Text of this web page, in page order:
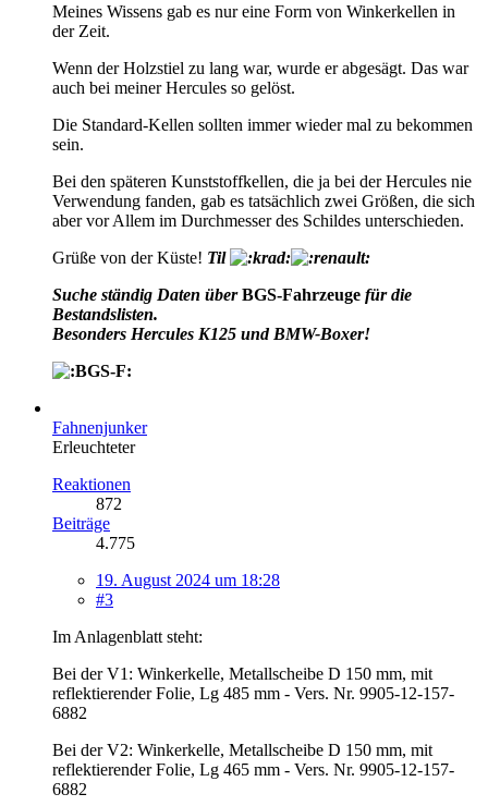
Meines Wissens gab es nur eine Form von Winkerkellen in
der Zeit.
Wenn der Holzstiel zu lang war, wurde er abgesägt. Das war
auch bei meiner Hercules so gelöst.
Die Standard-Kellen sollten immer wieder mal zu bekommen
sein.
Bei den späteren Kunststoffkellen, die ja bei der Hercules nie
Verwendung fanden, gab es tatsächlich zwei Größen, die sich
aber vor Allem im Durchmesser des Schildes unterschieden.
Grüße von der Küste! Til
Suche ständig Daten überBGS-Fahrzeuge für die
Bestandslisten.
Besonders Hercules K125 und BMW-Boxer!
Fahnenjunker
Erleuchteter
Reaktionen
872
Beiträge
4.775
19. August 2024 um 18:28
#3
Im Anlagenblatt steht:
Bei der V1: Winkerkelle, Metallscheibe D 150 mm, mit
reflektierender Folie, Lg 485 mm - Vers. Nr. 9905-12-157-
6882
Bei der V2: Winkerkelle, Metallscheibe D 150 mm, mit
reflektierender Folie, Lg 465 mm - Vers. Nr. 9905-12-157-
6882